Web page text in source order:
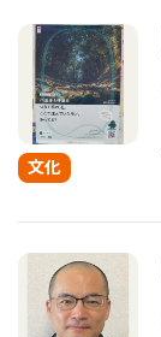
文化